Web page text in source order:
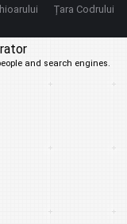
Țara Codrului
and search engines.